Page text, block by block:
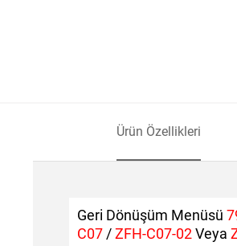
Ürün Özellikleri
Geri Dönüşüm Menüsü
C07 /ZFH-C07-02Veya